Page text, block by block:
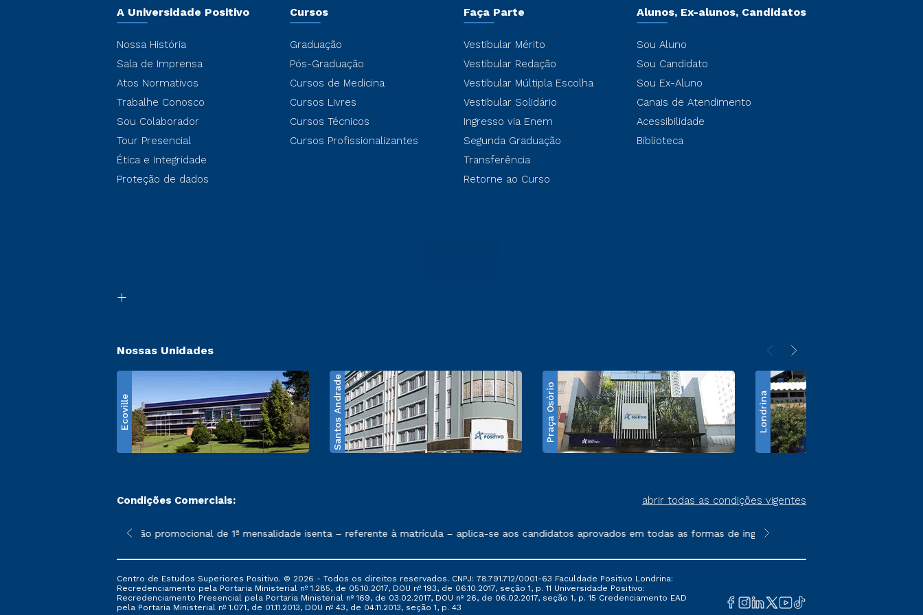
A Universidade Positivo
Nossa História
Sala de Imprensa
Atos Normativos
Trabalhe Conosco
Sou Colaborador
Tour Presencial
Ética e Integridade
Proteção de dados
Cursos
Graduação
Pós-Graduação
Cursos de Medicina
Cursos Livres
Cursos Técnicos
Cursos Profissionalizantes
Faça Parte
Vestibular Mérito
Vestibular Redação
Vestibular Múltipla Escolha
Vestibular Solidário
Ingresso via Enem
Segunda Graduação
Transferência
Retorne ao Curso
Alunos, Ex-alunos, Candidatos
Sou Aluno
Sou Candidato
Sou Ex-Aluno
Canais de Atendimento
Acessibilidade
Biblioteca
Nossas Unidades
Ecoville Santos Andrade Praça Osório Londrina
Condições Comerciais: abrir todas as condições vigentes
sofrer alterações nos períodos de rematrícula conforme exposto no contrato de prestação de serviços
*A condição promocional de 1ª mensalidade isenta – referente à matrícula – aplica-se aos candidatos aprovados em todas as formas de ingresso, exceto na prova on-line
**Semipresencial é um formato do
Centro de Estudos Superiores Positivo. © 2026 - Todos os direitos reservados. CNPJ: 78.791.712/0001-63 Faculdade Positivo Londrina:
Recredenciamento pela Portaria Ministerial nº 1.285, de 05.10.2017, DOU nº 193, de 06.10.2017, seção 1, p. 11 Universidade Positivo:
Recredenciamento Presencial ​pela Portaria Ministerial nº 169, de 03.02.2017, DOU nº 26, de 06.02.2017, seção 1, p. 15 Credenciamento EAD
pela Portaria Ministerial nº 1.071, de 01.11.2013, DOU nº 43, de 04.11.2013, seção 1, p. 43